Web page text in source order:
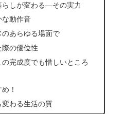
らしが変わる—その実力
な動作音
あらゆる場面で
の優位性
完成度でも惜しいところ
！
わる生活の質